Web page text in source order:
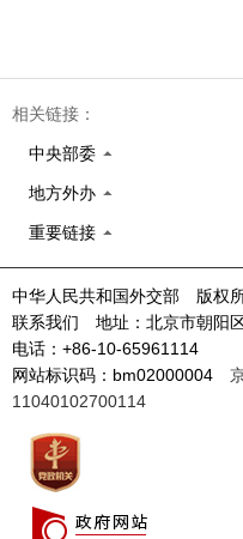
相关链接：
中央部委
地方外办
重要链接
中华人民共和国外交部 版权
联系我们 地址：北京市朝阳
电话：+86-10-65961114
网站标识码：bm02000004
11040102700114